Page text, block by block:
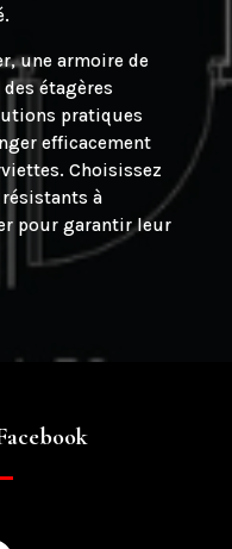
une armoire de
étagères
pratiques
efficacement
Choisissez
à
pour garantir leur